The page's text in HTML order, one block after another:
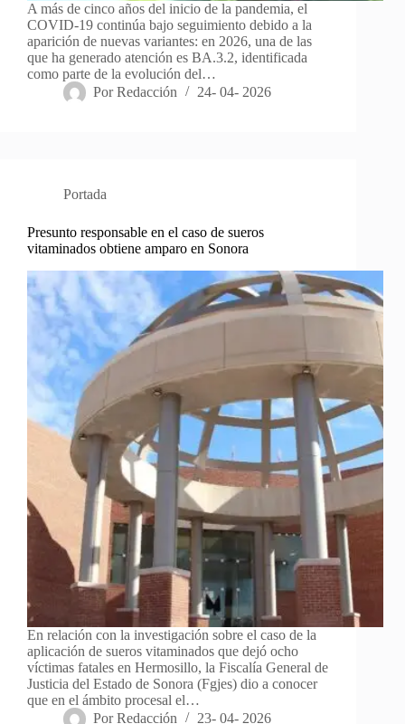
A más de cinco años del inicio de la pandemia, el
COVID-19 continúa bajo seguimiento debido a la
aparición de nuevas variantes: en 2026, una de las
que ha generado atención es BA.3.2, identificada
como parte de la evolución del…
Por Redacción 24- 04- 2026
Portada
Presunto responsable en el caso de sueros
vitaminados obtiene amparo en Sonora
En relación con la investigación sobre el caso de la
aplicación de sueros vitaminados que dejó ocho
víctimas fatales en Hermosillo, la Fiscalía General de
Justicia del Estado de Sonora (Fgjes) dio a conocer
que en el ámbito procesal el…
Por Redacción 23- 04- 2026